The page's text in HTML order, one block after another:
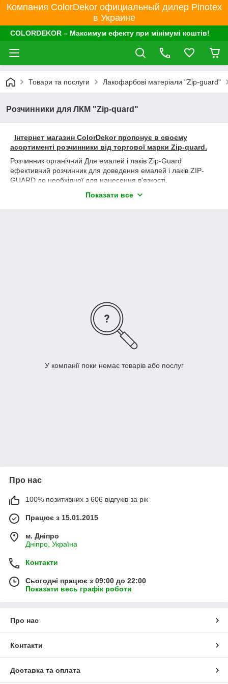
Компания ColorDekor официальный дилер Pinotex
в Украине
COLORDEKOR – Максимум ефекту при мінімумі коштів!
Товари та послуги Лакофарбові матеріали "Zip-guard"
Розчинники для ЛКМ "Zip-quard"
Інтернет магазин ColorDekor пропонує в своєму
асортименті розчинники від торгової марки Zip-quard.
Розчинник органічний Для емалей і лаків Zip-Guard
ефективний розчинник для доведення емалей і лаків ZIP-
GUARD до необхідної для нанесення в'язкості.
Володіє помірною швидкістю випаровування, що добре
Показати все
У компанії поки немає товарів або послуг
Про нас
100% позитивних з 606 відгуків за рік
Працює з 15.01.2015
м. Дніпро
Дніпро, Україна
Контакти
Сьогодні працює з 09:00 до 22:00
Показати весь графік роботи
Про нас
Контакти
Доставка та оплата